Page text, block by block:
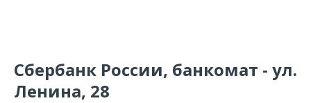
Сбербанк России, банкомат - ул.
Ленина, 28